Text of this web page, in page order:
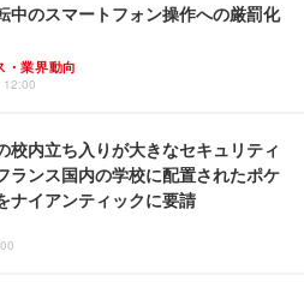
中のスマートフォン操作への厳罰化
・業界動向
校内立ち入りが大きなセキュリティ
ランス国内の学校に配置されたポケ
ナイアンティックに要請